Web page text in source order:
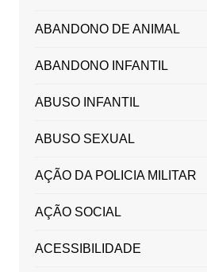
ABANDONO DE ANIMAL
ABANDONO INFANTIL
ABUSO INFANTIL
ABUSO SEXUAL
AÇÃO DA POLICIA MILITAR
AÇÃO SOCIAL
ACESSIBILIDADE